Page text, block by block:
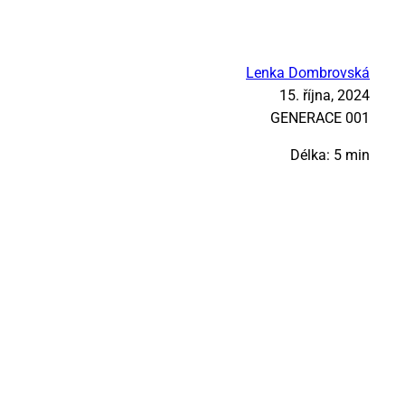
Lenka Dombrovská
15. října, 2024
GE­NE­RA­CE 001
Délka: 5 min